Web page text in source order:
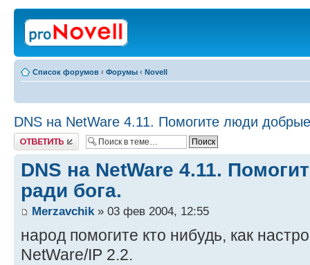
Список форумов ‹ Форумы ‹ Novell
DNS на NetWare 4.11. Помогите люди
Ответить
DNS на NetWare 4.11.
ради бога.
Merzavchik» 03 фев 2004, 12:55
народ помогите кто нибудь, как
NetWare/IP 2.2.